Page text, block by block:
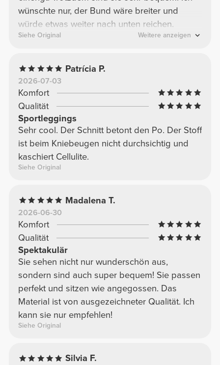
wünschte nur, der Bund wäre breiter und
würde etwas weiter nach unten reichen.
Siehe Original Weitere anzeigen
Patrícia P.
2026-07-03
Komfort
Qualität
Sportleggings
Sehr cool. Der Schnitt betont den Po. Der Stoff
ist beim Kniebeugen nicht durchsichtig und
kaschiert Cellulite.
Siehe Original
Madalena T.
2026-06-30
Komfort
Qualität
Spektakulär
Sie sehen nicht nur wunderschön aus,
sondern sind auch super bequem! Sie passen
perfekt und sitzen wie angegossen. Das
Material ist von ausgezeichneter Qualität. Ich
kann sie nur empfehlen!
Siehe Original
Silvia F.